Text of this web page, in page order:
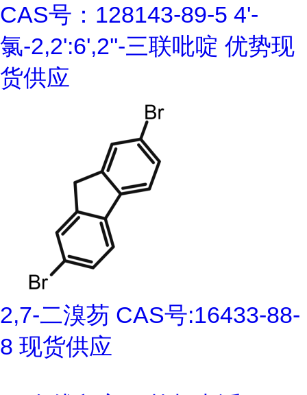
CAS号：128143-89-5 4'-
氯-2,2':6',2''-三联吡啶 优势现
货供应
2,7-二溴芴 CAS号:16433-88-
8 现货供应